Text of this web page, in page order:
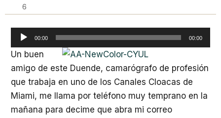
6
Reproductor
de
00:00 00:00
Un buen
amigo de este Duende, camarógrafo de profesión
que trabaja en uno de los Canales Cloacas de
Miami, me llama por teléfono muy temprano en la
mañana para decime que abra mi correo